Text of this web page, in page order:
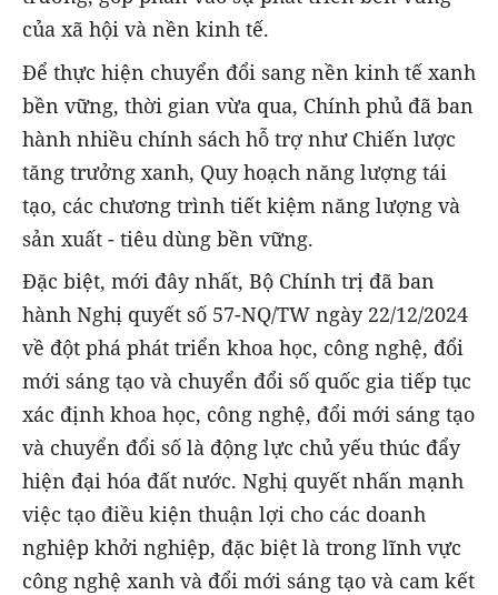
của xã hội và nền kinh tế.
Để thực hiện chuyển đổi sang nền kinh tế xanh
bền vững, thời gian vừa qua, Chính phủ đã ban
hành nhiều chính sách hỗ trợ như Chiến lược
tăng trưởng xanh, Quy hoạch năng lượng tái
tạo, các chương trình tiết kiệm năng lượng và
sản xuất - tiêu dùng bền vững.
Đặc biệt, mới đây nhất, Bộ Chính trị đã ban
hành Nghị quyết số 57-NQ/TW ngày 22/12/2024
về đột phá phát triển khoa học, công nghệ, đổi
mới sáng tạo và chuyển đổi số quốc gia tiếp tục
xác định khoa học, công nghệ, đổi mới sáng tạo
và chuyển đổi số là động lực chủ yếu thúc đẩy
hiện đại hóa đất nước. Nghị quyết nhấn mạnh
việc tạo điều kiện thuận lợi cho các doanh
nghiệp khởi nghiệp, đặc biệt là trong lĩnh vực
công nghệ xanh và đổi mới sáng tạo và cam kết